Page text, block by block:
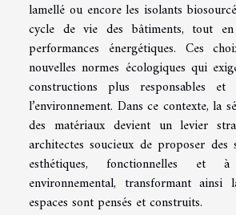
lamellé ou encore les isolants
cycle de vie des bâtiments, tout
performances énergétiques. Ces
nouvelles normes écologiques qui
constructions plus responsables et
l’environnement. Dans ce contexte, la
des matériaux devient un levier
architectes soucieux de proposer
esthétiques, fonctionnelles et
environnemental, transformant
espaces sont pensés et construits.